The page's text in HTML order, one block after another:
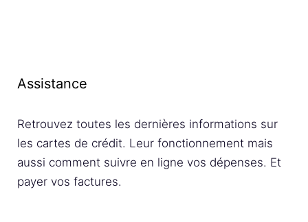
Assistance
Retrouvez toutes les dernières informations sur
les cartes de crédit. Leur fonctionnement mais
aussi comment suivre en ligne vos dépenses. Et
payer vos factures.